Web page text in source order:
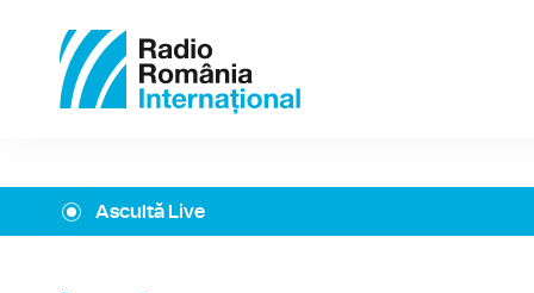
Ascultă Live